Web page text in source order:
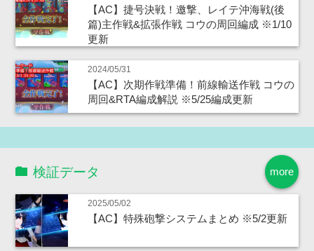
【AC】捷号決戦！邀撃、レイテ沖海戦(後
篇)主作戦&拡張作戦 コウの周回編成 ※1/10
更新
2024/05/31
【AC】次期作戦準備！前線輸送作戦 コウの
周回&RTA編成解説 ※5/25編成更新
more
検証データ
2025/05/02
【AC】特殊砲撃システムまとめ ※5/2更新